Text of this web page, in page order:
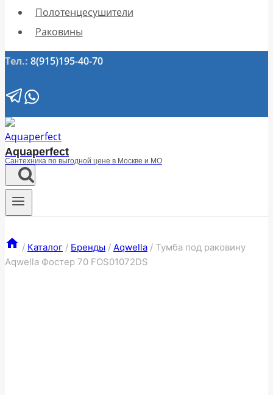
Полотенцесушители
Раковины
Тел.: 8(915)195-40-70
Aquaperfect
Сантехника по выгодной цене в Москве и МО
/ Каталог / Бренды / Aqwella / Тумба под раковину
Aqwella Фостер 70 FOS01072DS